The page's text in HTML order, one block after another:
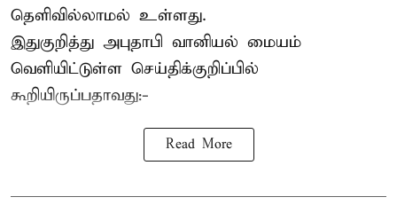
தெளிவில்லாமல் உள்ளது.
இதுகுறித்து அபுதாபி வானியல் மையம்
வெளியிட்டுள்ள செய்திக்குறிப்பில்
கூறியிருப்பதாவது:-
Read More